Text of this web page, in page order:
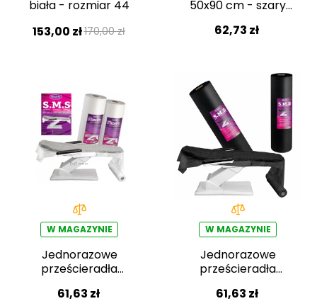
biała - rozmiar 44
153,00 zł170,00 zł
50x90 cm - szary
opakowaniu)
62,73 zł
W MAGAZYNIE
Jednorazowe
prześcieradła
80cm × 150m
61,63 zł
W MAGAZYNIE
Jednorazowe
prześcieradła
80cm × 150m,
61,63 zł